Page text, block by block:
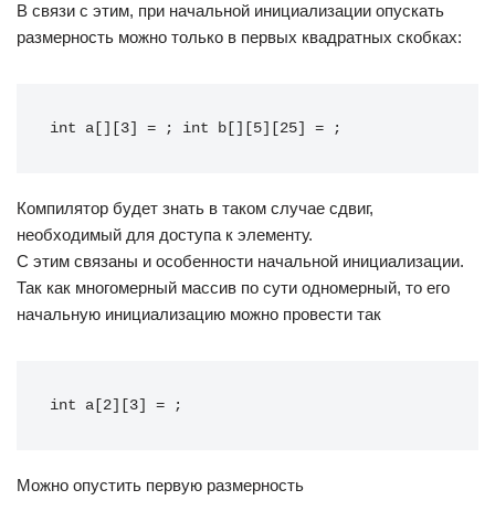
В связи с этим, при начальной инициализации опускать
размерность можно только в первых квадратных скобках:
int a[][3] = ; int b[][5][25] = ;
Компилятор будет знать в таком случае сдвиг,
необходимый для доступа к элементу.
С этим связаны и особенности начальной инициализации.
Так как многомерный массив по сути одномерный, то его
начальную инициализацию можно провести так
int a[2][3] = ;
Можно опустить первую размерность